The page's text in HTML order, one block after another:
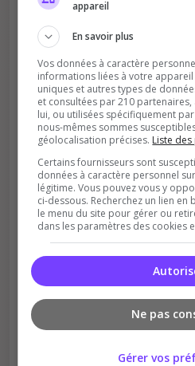
Soutient la
Plus de visibilité =
Certains serveurs
appareil
En savoir plus
Vos données à caractère
informations liées à votre
uniques et autres types de
et consultées par 210
lui, ou utilisées spécifiquement
nous-mêmes sommes
géolocalisation précises. Liste
Certains fournisseurs sont
données à caractère personnel
légitime. Vous pouvez vous y
ci-dessous. Recherchez un lien
le menu du site pour gérer ou
dans les paramètres des cookies
Ne pas
Gérer vos